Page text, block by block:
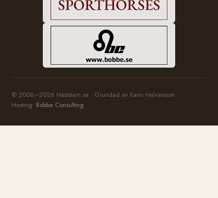
© 2006–2026 Häststam.se · Grundad av Karin Halvarsson
Hosting: Bobbe Consulting